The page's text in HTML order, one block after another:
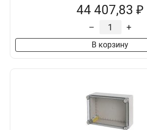
44 407,83 ₽
– +
В корзину